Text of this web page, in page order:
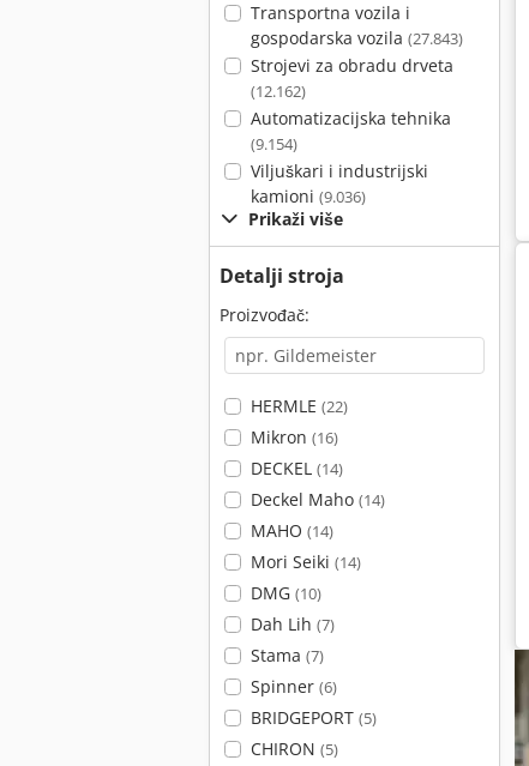
Transportna vozila i
gospodarska vozila (27.843)
Strojevi za obradu drveta
(12.162)
Automatizacijska tehnika
(9.154)
Viljuškari i industrijski
kamioni (9.036)
Prikaži više
Detalji stroja
Proizvođač:
HERMLE (22)
Mikron (16)
DECKEL (14)
Deckel Maho (14)
MAHO (14)
Mori Seiki (14)
DMG (10)
Dah Lih (7)
Stama (7)
Spinner (6)
BRIDGEPORT (5)
CHIRON (5)